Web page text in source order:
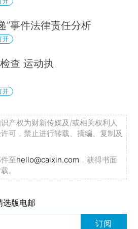
”事件法律责任分析
开
查 运动执
开
产权为财新传媒及/或相关权利人
可，禁止进行转载、摘编、复制及
至hello@caixin.com ，获得书面
。
选版电邮
订阅